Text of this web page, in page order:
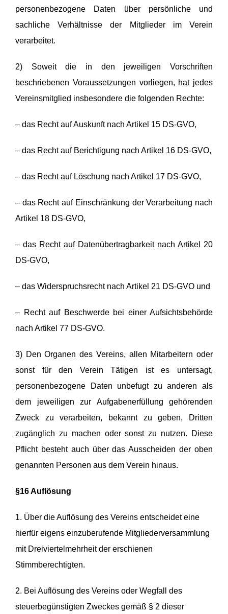
personenbezogene Daten über persönliche und
sachliche Verhältnisse der Mitglieder im Verein
verarbeitet.
2) Soweit die in den jeweiligen Vorschriften
beschriebenen Voraussetzungen vorliegen, hat jedes
Vereinsmitglied insbesondere die folgenden Rechte:
– das Recht auf Auskunft nach Artikel 15 DS-GVO,
– das Recht auf Berichtigung nach Artikel 16 DS-GVO,
– das Recht auf Löschung nach Artikel 17 DS-GVO,
– das Recht auf Einschränkung der Verarbeitung nach
Artikel 18 DS-GVO,
– das Recht auf Datenübertragbarkeit nach Artikel 20
DS-GVO,
– das Widerspruchsrecht nach Artikel 21 DS-GVO und
– Recht auf Beschwerde bei einer Aufsichtsbehörde
nach Artikel 77 DS-GVO.
3) Den Organen des Vereins, allen Mitarbeitern oder
sonst für den Verein Tätigen ist es untersagt,
personenbezogene Daten unbefugt zu anderen als
dem jeweiligen zur Aufgabenerfüllung gehörenden
Zweck zu verarbeiten, bekannt zu geben, Dritten
zugänglich zu machen oder sonst zu nutzen. Diese
Pflicht besteht auch über das Ausscheiden der oben
genannten Personen aus dem Verein hinaus.
§16 Auflösung
1. Über die Auflösung des Vereins entscheidet eine
hierfür eigens einzuberufende Mitgliederversammlung
mit Dreiviertelmehrheit der erschienen
Stimmberechtigten.
2. Bei Auflösung des Vereins oder Wegfall des
steuerbegünstigten Zweckes gemäß § 2 dieser